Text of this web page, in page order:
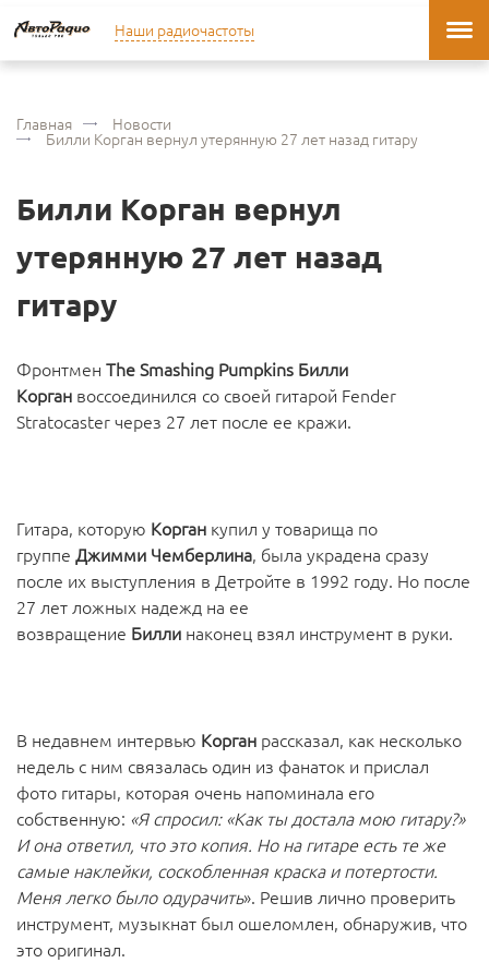
Наши радиочастоты
Главная Новости
Билли Корган вернул утерянную 27 лет назад гитару
Билли Корган вернул
утерянную 27 лет назад
гитару
Фронтмен The Smashing Pumpkins Билли
Корган воссоединился со своей гитарой Fender
Stratocaster через 27 лет после ее кражи.
Гитара, которую Корган купил у товарища по
группе Джимми Чемберлина, была украдена сразу
после их выступления в Детройте в 1992 году. Но после
27 лет ложных надежд на ее
возвращение Билли наконец взял инструмент в руки.
В недавнем интервью Корган рассказал, как несколько
недель с ним связалась один из фанаток и прислал
фото гитары, которая очень напоминала его
собственную: «Я спросил: «Как ты достала мою гитару?»
И она ответил, что это копия. Но на гитаре есть те же
самые наклейки, соскобленная краска и потертости.
Меня легко было одурачить». Решив лично проверить
инструмент, музыкнат был ошеломлен, обнаружив, что
это оригинал.